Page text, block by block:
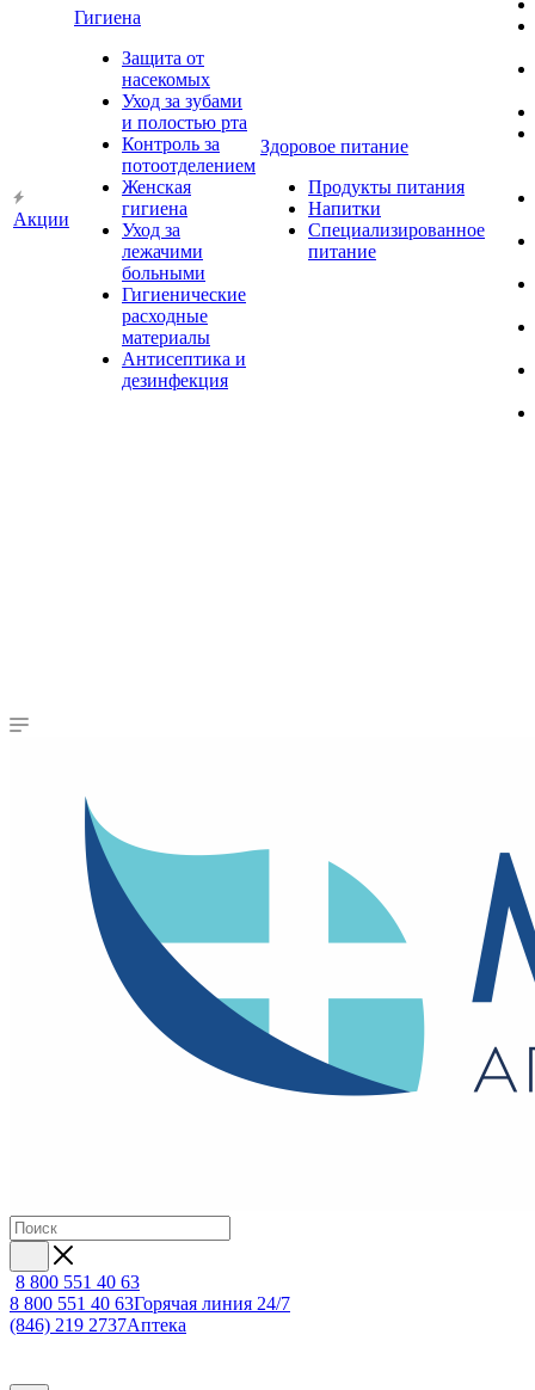
Акции
Гигиена
Защита от
насекомых
Уход за зубами
и полостью рта
Контроль за
потоотделением
Женская
гигиена
Уход за
лежачими
больными
Гигиенические
расходные
материалы
Антисептика и
дезинфекция
Здоровое питание
Продукты питания
Напитки
Специализированное
питание
8 800 551 40 63
8 800 551 40 63Горячая линия 24/7
(846) 219 2737Аптека